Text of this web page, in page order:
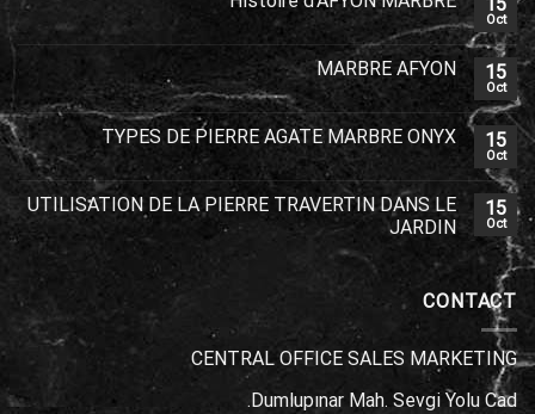
Oct
15
Oct
MARBRE AFYON
15
Oct
TYPES DE PIERRE AGATE MARBRE ONYX
15
Oct
UTILISATION DE LA PIERRE TRAVERTIN DANS LE
JARDIN
CONTACT
CENTRAL OFFICE SALES MARKETING
Dumlupınar Mah. Sevgi Yolu Cad.